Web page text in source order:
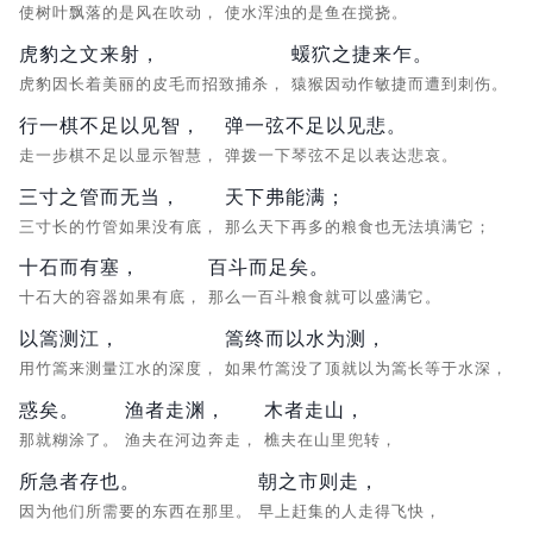
使树叶飘落的是风在吹动， 使水浑浊的是鱼在搅挠。
虎豹之文来射，
虎豹因长着美丽的皮毛而招致捕杀，
蝯狖之捷来乍。
猿猴因动作敏捷而遭到刺伤。
行一棋不足以见智，
走一步棋不足以显示智慧，
弹一弦不足以见悲。
弹拨一下琴弦不足以表达悲哀。
三寸之管而无当，
三寸长的竹管如果没有底，
天下弗能满；
那么天下再多的粮食也无法填满它；
十石而有塞，
十石大的容器如果有底，
百斗而足矣。
那么一百斗粮食就可以盛满它。
以篙测江，
用竹篙来测量江水的深度，
篙终而以水为测，
如果竹篙没了顶就以为篙长等于水深，
惑矣。
那就糊涂了。
渔者走渊，
渔夫在河边奔走，
木者走山，
樵夫在山里兜转，
所急者存也。
因为他们所需要的东西在那里。
朝之市则走，
早上赶集的人走得飞快，